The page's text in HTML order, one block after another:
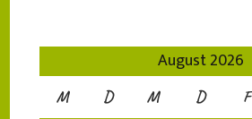
August 2026
M D M D F